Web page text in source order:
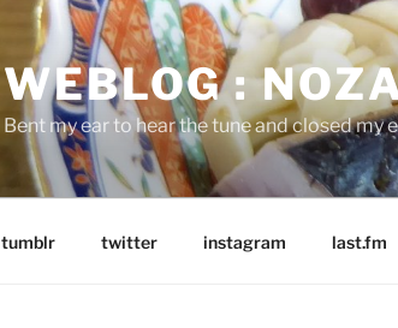
WEBLOG :
Bent my ear to hear the tune and closed my
tumblr twitter instagram last.fm